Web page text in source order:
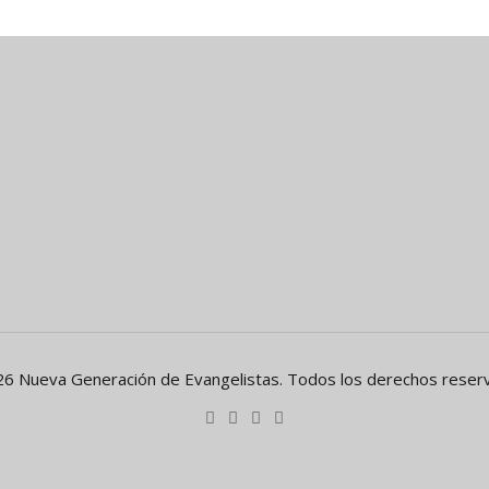
Nueva Generación de Evangelistas. Todos los derechos